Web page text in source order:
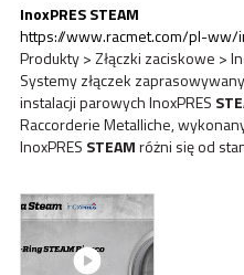
InoxPRESSTEAM
https://www.racmet.com/pl-ww/
Produkty > Złączki zaciskowe >
Systemy złączek
instalacji parowych InoxPRES
Raccorderie Metalliche,
InoxPRES STEAMróżni się od